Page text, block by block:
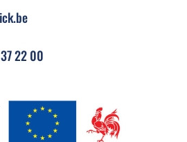
22 00